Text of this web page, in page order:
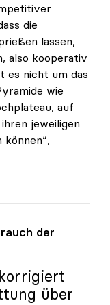
die
lassen,
also kooperativ
es nicht um das
wie
auf
jeweiligen
statt
der
über